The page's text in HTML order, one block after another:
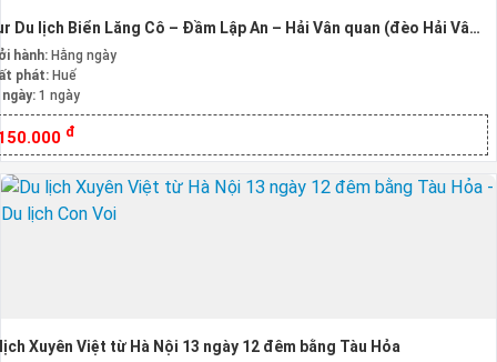
Du lịch Biển Lăng Cô – Đầm Lập An – Hải Vân quan (đèo Hải Vân)
Huế
hành: Hằng ngày
phát: Huế
1 ngày
đ
Xuyên Việt từ Hà Nội 13 ngày 12 đêm bằng Tàu Hỏa